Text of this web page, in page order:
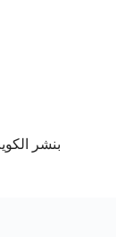
بنشر